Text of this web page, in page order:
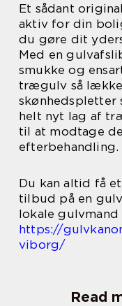
Et sådant
aktiv for din
du gøre dit
Med en
smukke og
trægulv så
skønhedspletter
helt nyt lag af
til at modtage
efterbehandling.
Du kan altid få
tilbud på en
lokale
https://
viborg/
Read